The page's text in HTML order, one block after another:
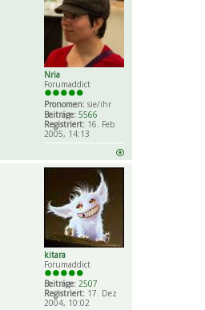
Nria
Forumaddict
Pronomen: sie/ihr
Beiträge: 5566
Registriert: 16. Feb
2005, 14:13
senden
kitara
Forumaddict
Beiträge: 2507
Registriert: 17. Dez
2004, 10:02